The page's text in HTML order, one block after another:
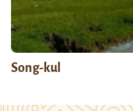
Song-kul